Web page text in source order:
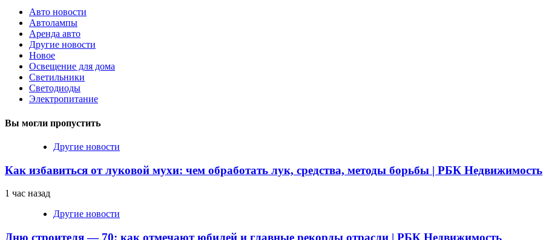
Авто новости
Автолампы
Аренда авто
Другие новости
Новое
Освещение для дома
Светильники
Светодиоды
Электропитание
Вы могли пропустить
Другие новости
Как избавиться от луковой мухи: чем обработать лук, средства, методы борьбы | РБК Недвижимость
1 час назад
Другие новости
Дню строителя — 70: как отмечают юбилей и главные рекорды отрасли | РБК Недвижимость